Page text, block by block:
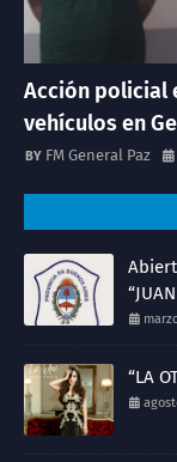
Acción policial
vehículos en
FM General Paz
“LA